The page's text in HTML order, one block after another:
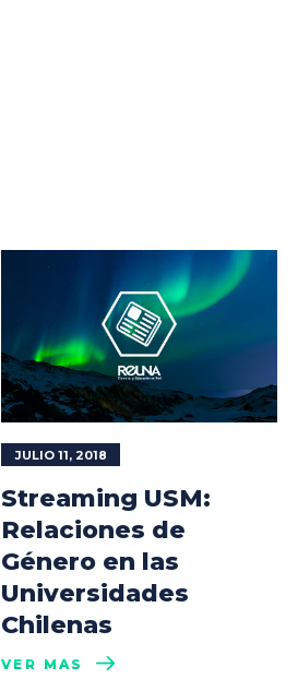
JULIO 11, 2018
Streaming USM:
Relaciones de
Género en las
Universidades
Chilenas
VER MÁS